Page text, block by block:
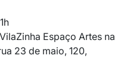
Espaço Artes na
23 de maio, 120,